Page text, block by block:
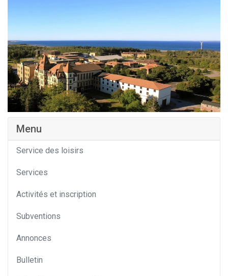
Menu
Service des loisirs
Services
Activités et inscription
Subventions
Annonces
Bulletin